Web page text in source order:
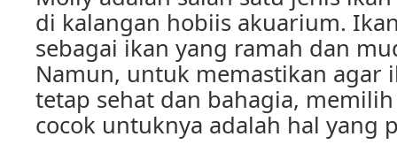
di kalangan hobiis akuarium.
sebagai ikan yang ramah dan
Namun, untuk memastikan agar
tetap sehat dan bahagia,
cocok untuknya adalah hal yang